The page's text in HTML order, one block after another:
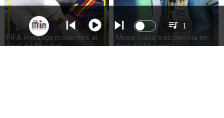
FIFA investiga incidentes al
final del Mundial
Messi habla tras derrota en
final del Mundial
1